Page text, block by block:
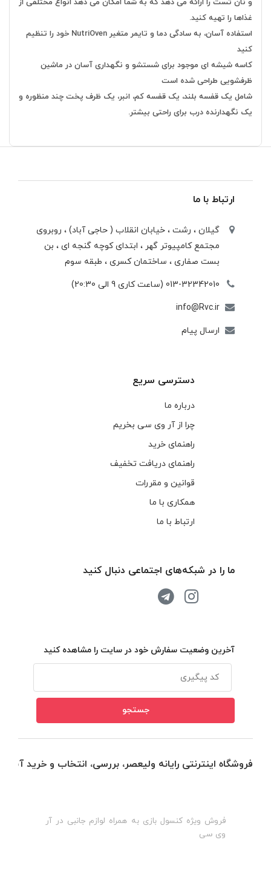
و نان تست را ارائه می دهد که به شما امکان می دهد انواع مختلفی از
غذاها را تهیه کنید.
استفاده آسان، به سادگی دما و تایمر متغیر NutriOven خود را تنظیم
کنید
کاسه شیشه ای موجود برای شستشو و نگهداری آسان در ماشین
ظرفشویی طراحی شده است
شامل یک قفسه بلند، یک قفسه کم، انبر، یک ظرف پخت چند منظوره و
یک نگهدارنده درب برای راحتی بیشتر.
ارتباط با ما
گیلان ، رشت ، خيابان انقلاب ( حاجی آباد) ، روبروی
مجتمع كامپيوتر گهر ، ابتدای كوچه گنجه ای ، بن
بست صفاری ، ساختمان كسری ، طبقه سوم
013-32342010 (ساعت کاری 9 الی 20:30)
info@Rvc.ir
ارسال پیام
دسترسی سریع
درباره ما
چرا از آر وی سی بخریم
راهنمای خرید
راهنمای دریافت تخفیف
قوانین و مقررات
همکاری با ما
ارتباط با ما
ما را در شبکه‌های اجتماعی دنبال کنید
آخرین وضعیت سفارش خود در سایت را مشاهده کنید
فروشگاه اینترنتی رایانه ولیعصر، بررسی، انتخاب و خرید
فروش ویژه کنسول بازی به همراه لوازم جانبی در آر
وی سی